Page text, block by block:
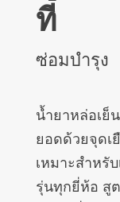
ที
ซ่อมบำรุง
น้ำยาหล่อเ
ยอดด้วยจุดเ
เหมาะสำหรั
รุ่นทุกยี่ห้อ สู